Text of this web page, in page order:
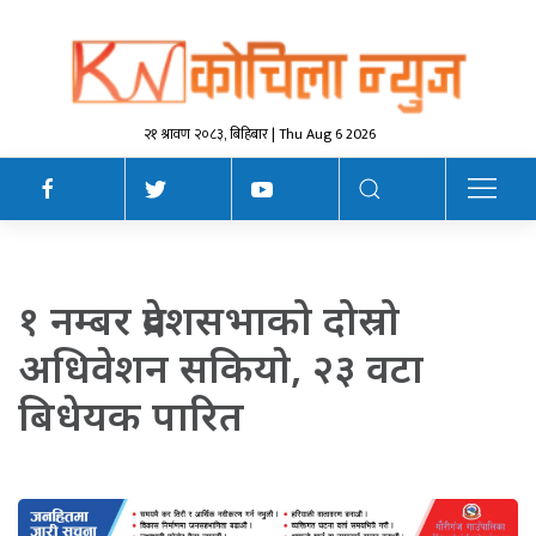
२१ श्रावण २०८३, बिहिबार | Thu Aug 6 2026
१ नम्बर प्रदेशसभाको दोस्रो
अधिवेशन सकियाे, २३ वटा
बिधेयक पारित